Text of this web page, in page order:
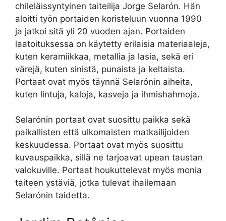
chileläissyntyinen taiteilija Jorge Selarón. Hän
aloitti työn portaiden koristeluun vuonna 1990
ja jatkoi sitä yli 20 vuoden ajan. Portaiden
laatoituksessa on käytetty erilaisia materiaaleja,
kuten keramiikkaa, metallia ja lasia, sekä eri
värejä, kuten sinistä, punaista ja keltaista.
Portaat ovat myös täynnä Selarónin aiheita,
kuten lintuja, kaloja, kasveja ja ihmishahmoja.
Selarónin portaat ovat suosittu paikka sekä
paikallisten että ulkomaisten matkailijoiden
keskuudessa. Portaat ovat myös suosittu
kuvauspaikka, sillä ne tarjoavat upean taustan
valokuville. Portaat houkuttelevat myös monia
taiteen ystäviä, jotka tulevat ihailemaan
Selarónin taidetta.